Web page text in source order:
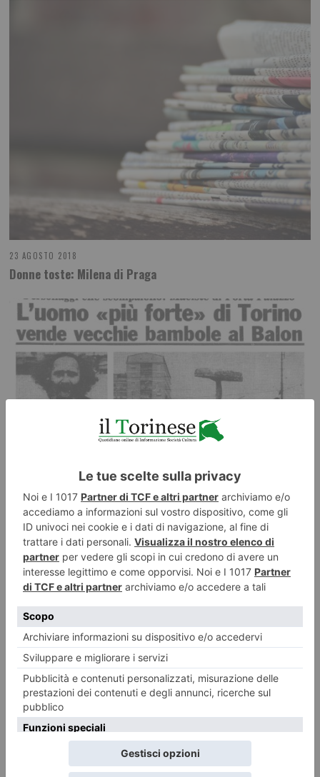
23 AGOSTO 2018
Donne toste: Milena di Praga
28 DICEMBRE 2016
Quando Porta Pila aveva un re
REDAZIONE IL TORINESE
POST RECENTI